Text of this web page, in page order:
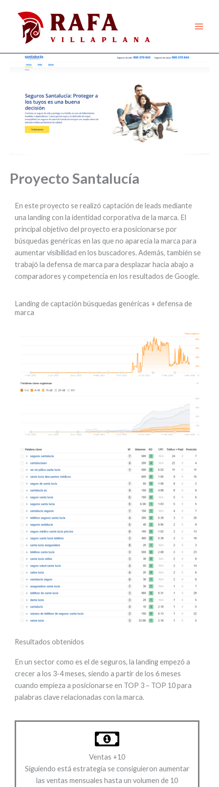
contenido
Proyecto Santalucía
En este proyecto se realizó captación de leads mediante
una landing con la identidad corporativa de la marca. El
principal objetivo del proyecto era posicionarse por
búsquedas genéricas en las que no aparecía la marca para
aumentar visibilidad en los buscadores. Además, también se
trabajó la defensa de marca para desplazar hacia abajo a
comparadores y competencia en los resultados de Google.
Landing de captación búsquedas genéricas + defensa de
marca
Resultados obtenidos
En un sector como es el de seguros, la landing empezó a
crecer a los 3-4 meses, siendo a partir de los 6 meses
cuando empieza a posicionarse en TOP 3 – TOP 10 para
palabras clave relacionadas con la marca.
Ventas +10
Siguiendo está estrategia se consiguieron aumentar
las ventas mensuales hasta un volumen de 10